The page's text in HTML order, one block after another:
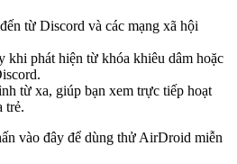
từ Discord và các mạng xã hội
khi phát hiện từ khóa khiêu dâm hoặc
từ xa, giúp bạn xem trực tiếp hoạt
trẻ.
vào đây để dùng thử AirDroid miễn